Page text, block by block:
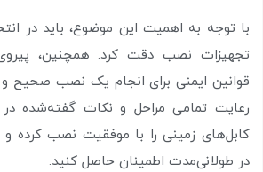
با توجه به اهمیت این موضوع، باید در
تجهیزات نصب دقت کرد. همچنین، پیروی
قوانین ایمنی برای انجام یک نصب صحیح
رعایت تمامی مراحل و نکات گفته‌شده در
کابل‌های زمینی را با موفقیت نصب کرده و
در طولانی‌مدت اطمینان حاصل کنید.